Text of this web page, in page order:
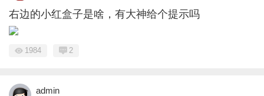
右边的小红盒子是啥，有大神给个提示吗
1984 2
admin